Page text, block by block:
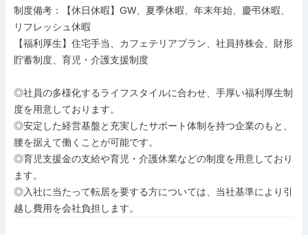
制度備考：【休日休暇】GW、夏季休暇、年末年始、慶弔休暇、
リフレッシュ休暇
【福利厚生】住宅手当、カフェテリアプラン、社員持株会、財形
貯蓄制度、育児・介護支援制度
◎社員の多様化するライフスタイルに合わせ、手厚い福利厚生制
度を用意しております。
◎安定した経営基盤と充実したサポート体制を持つ企業のもと、
腰を据えて働くことが可能です。
◎育児支援金の支給や育児・介護休業などの制度を用意しており
ます。
◎入社に当たって転居を要する方については、当社基準により引
越し費用を会社負担します。